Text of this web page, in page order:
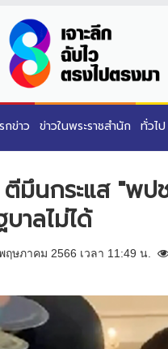
กข่าว ข่าวในพระราชสำนัก ทั่วไป
มึนกระแส "พป
าลไม่ได้
ฤษภาคม 2566 เวลา 11:49 น.